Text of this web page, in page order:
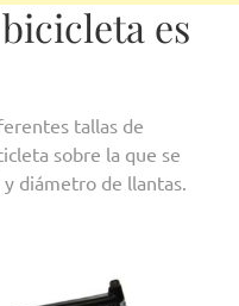
es
tallas de
sobre la que se
diámetro de llantas.